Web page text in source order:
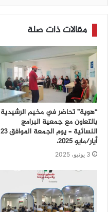
مقالات ذات صلة
“هوية” تحاضر في مخيم الرشيدية
بالتعاون مع جمعية البرامج
النسائية – يوم الجمعة الموافق 23
أيار/مايو 2025،
3 يونيو، 2025